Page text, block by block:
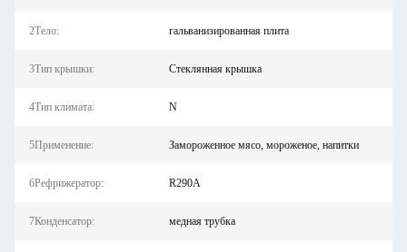
2Тело: гальванизированная плита
3Тип крышки: Стеклянная крышка
4Тип климата: N
5Применение: Замороженное мясо, мороженое, напитки
6Рефрижератор: R290A
7Конденсатор: медная трубка